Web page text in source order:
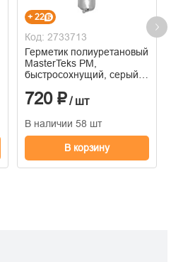
+ 22
Код: 2733713
Герметик полиуретановый
MasterTeks PM,
быстросохнущий, серый,
720 ₽/ шт
В наличии 58 шт
В корзину